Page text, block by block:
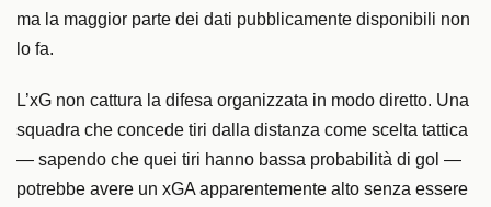
ma la maggior parte dei dati pubblicamente disponibili non
lo fa.
L’xG non cattura la difesa organizzata in modo diretto. Una
squadra che concede tiri dalla distanza come scelta tattica
— sapendo che quei tiri hanno bassa probabilità di gol —
potrebbe avere un xGA apparentemente alto senza essere